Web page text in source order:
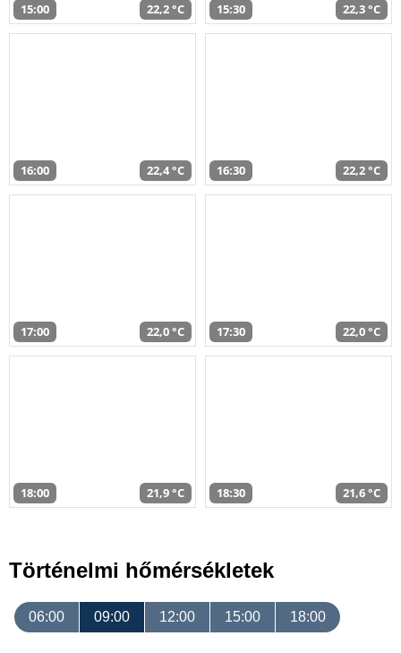
15:00 22,2 °C 15:30 22,3 °C
16:00 22,4 °C 16:30 22,2 °C
17:00 22,0 °C 17:30 22,0 °C
18:00 21,9 °C 18:30 21,6 °C
Történelmi hőmérsékletek
06:00 09:00 12:00 15:00 18:00